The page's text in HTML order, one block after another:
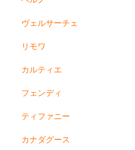
ヴェルサーチェ
リモワ
カルティエ
フェンディ
ティファニー
カナダグース